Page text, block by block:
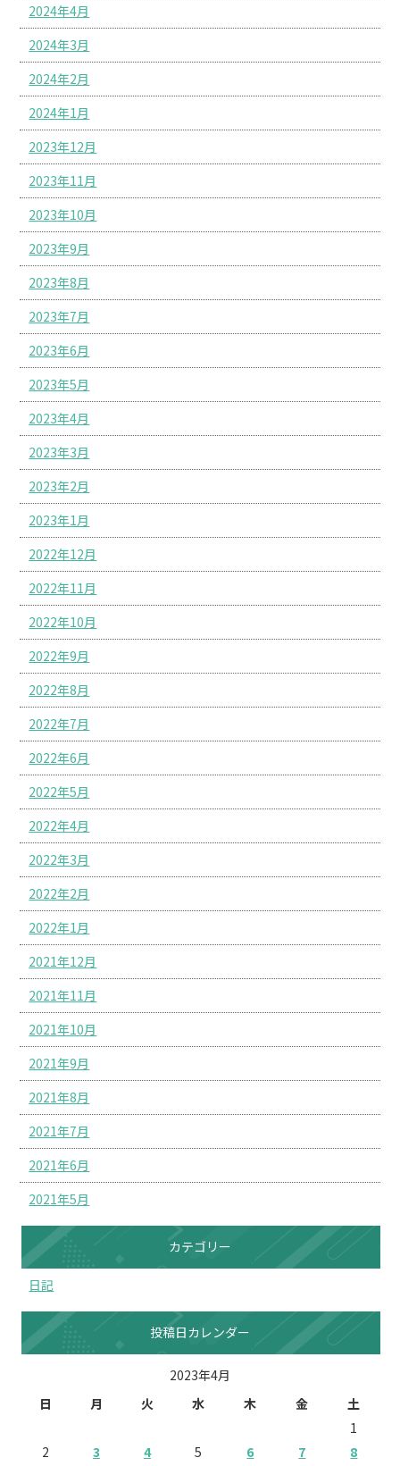
2024年4月
2024年3月
2024年2月
2024年1月
2023年12月
2023年11月
2023年10月
2023年9月
2023年8月
2023年7月
2023年6月
2023年5月
2023年4月
2023年3月
2023年2月
2023年1月
2022年12月
2022年11月
2022年10月
2022年9月
2022年8月
2022年7月
2022年6月
2022年5月
2022年4月
2022年3月
2022年2月
2022年1月
2021年12月
2021年11月
2021年10月
2021年9月
2021年8月
2021年7月
2021年6月
2021年5月
カテゴリー
日記
投稿日カレンダー
2023年4月
日
月 火 水 木 金
土
1
2
3 4 5 6 7 8